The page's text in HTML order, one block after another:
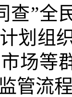
查”全
划组
场等
管流